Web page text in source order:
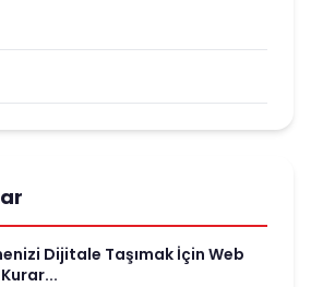
Dijitale Taşımak İçin Web